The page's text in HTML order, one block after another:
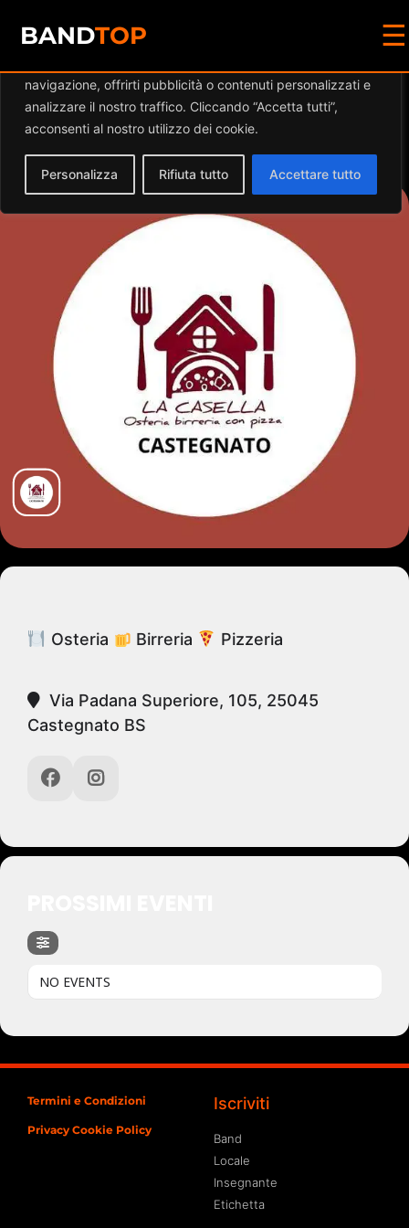
Diamo valore alla tua privacy
navigazione, offrirti pubblicità o contenuti personalizzati e
analizzare il nostro traffico. Cliccando “Accetta tutti”,
acconsenti al nostro utilizzo dei cookie.
Personalizza Rifiuta tutto Accettare tutto
BANDTOP ☰
Events by this
organizer
Osteria Birreria Pizzeria
Via Padana Superiore, 105, 25045
Castegnato BS
NO EVENTS
Termini e Condizioni
Privacy Cookie Policy
Iscriviti
Band
Locale
Insegnante
Etichetta